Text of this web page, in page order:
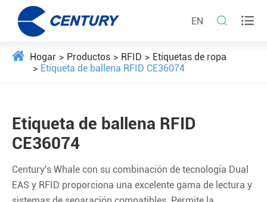
EN  
Hogar Productos RFID
Etiquetas de ropa
Etiqueta de ballena RFID CE36074
Etiqueta de ballena RFID
CE36074
Century's Whale con su combinación de tecnología Dual
EAS y RFID proporciona una excelente gama de lectura y